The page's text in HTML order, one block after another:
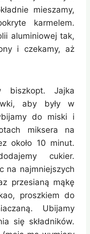
mieszamy,
karmelem.
aluminiowej tak,
i czekamy, aż
biszkopt. Jajka
aby były w
do miski i
miksera na
około 10 minut.
cukier.
na najmniejszych
przesianą mąkę
proszkiem do
Ubijamy
się składników.